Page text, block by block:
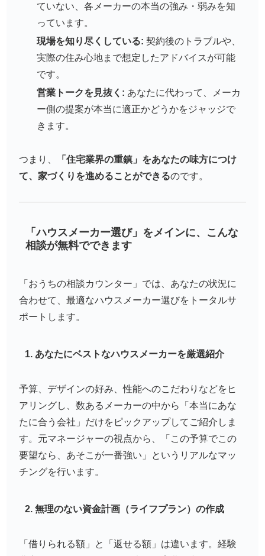
ていない、各メーカーの本当の強み・弱みを知
っています。
現場を知り尽くしている: 契約後のトラブルや、
実際の住み心地まで想定したアドバイスが可能
です。
営業トークを見抜く: あなたに代わって、メーカ
ー側の提案が本当に適正かどうかをジャッジで
きます。
つまり、
「住宅業界の重鎮」をあなたの味方につけ
て、家づくりを進めることができるのです。
「ハウスメーカー選び」をメインに、こんな
相談が無料でできます
「おうちの相談カウンター」では、あなたの状況に
合わせて、最適なハウスメーカー選びをトータルサ
ポートします。
1. あなたにベストなハウスメーカーを厳選紹介
予算、デザインの好み、性能へのこだわりなどをヒ
アリングし、数あるメーカーの中から「本当にあな
たに合う会社」だけをピックアップしてご紹介しま
す。元マネージャーの視点から、「この予算でこの
要望なら、あそこが一番強い」というリアルなマッ
チングを行います。
2. 無理のない資金計画（ライフプラン）の作成
「借りられる額」と「返せる額」は違います。経験